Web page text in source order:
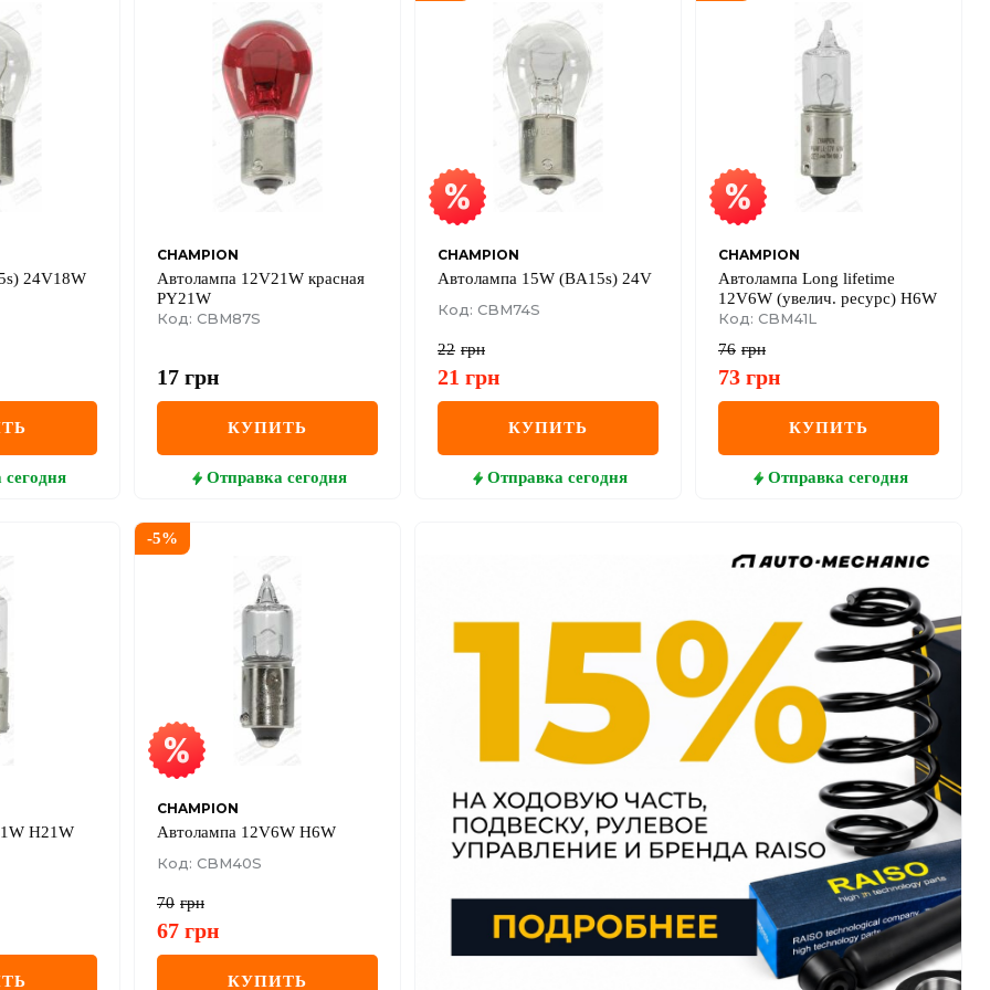
24V18W
сегодня
CHAMPION
Автолампа 12V21W красная
PY21W
Код: CBM87S
17 грн
КУПИТЬ
Отправка сегодня
CHAMPION
Автолампа 15W (BA15s) 24V
Код: CBM74S
22 грн
21 грн
КУПИТЬ
Отправка сегодня
CHAMPION
Автолампа Long lifetime
12V6W (увелич. ресурс) H6W
Код: CBM41L
76 грн
73 грн
КУПИТЬ
Отправка сегодня
H21W
-5%
CHAMPION
Автолампа 12V6W H6W
Код: CBM40S
70 грн
67 грн
КУПИТЬ